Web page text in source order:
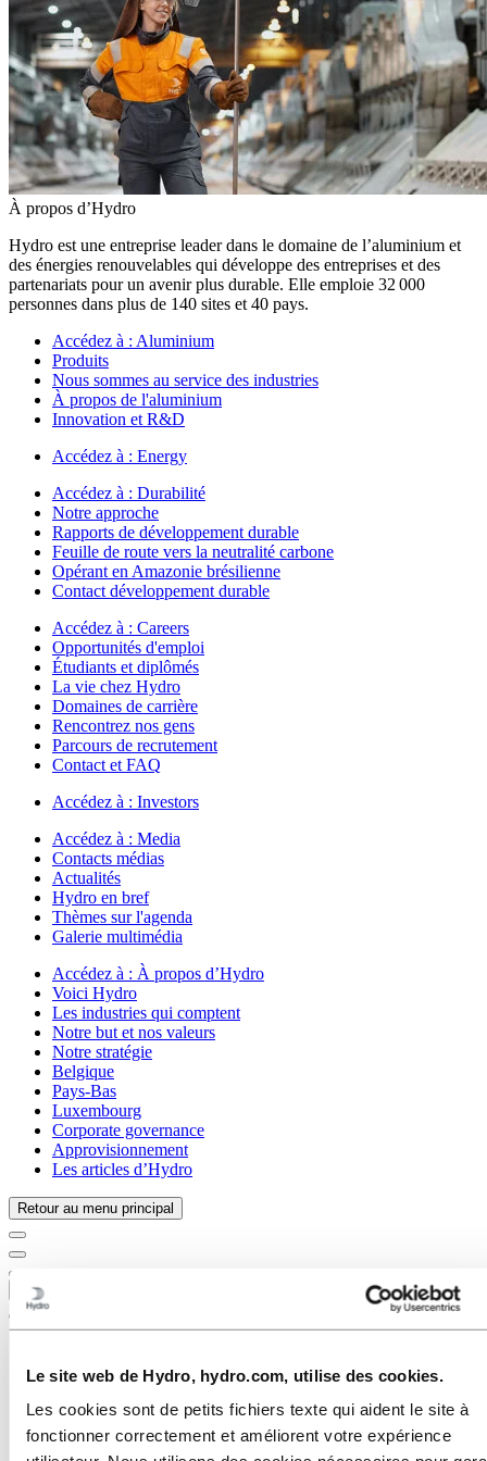
Le site web de Hydro, hydro.com, utilise des cookies.
Les cookies sont de petits fichiers texte qui aident le site à
fonctionner correctement et améliorent votre expérience
À propos d’Hydro
Hydro est une entreprise leader dans le domaine de l’aluminium et
des énergies renouvelables qui développe des entreprises et des
partenariats pour un avenir plus durable. Elle emploie 32 000
personnes dans plus de 140 sites et 40 pays.
Accédez à : Aluminium
Produits
Nous sommes au service des industries
À propos de l'aluminium
Innovation et R&D
Accédez à : Energy
Accédez à : Durabilité
Notre approche
Rapports de développement durable
Feuille de route vers la neutralité carbone
Opérant en Amazonie brésilienne
Contact développement durable
Accédez à : Careers
Opportunités d'emploi
Étudiants et diplômés
La vie chez Hydro
Domaines de carrière
Rencontrez nos gens
Parcours de recrutement
Contact et FAQ
Accédez à : Investors
Accédez à : Media
Contacts médias
Actualités
Hydro en bref
Thèmes sur l'agenda
Galerie multimédia
Accédez à : À propos d’Hydro
Voici Hydro
Les industries qui comptent
Notre but et nos valeurs
Notre stratégie
Belgique
Pays-Bas
Luxembourg
Corporate governance
Approvisionnement
Les articles d’Hydro
Retour au menu principal
Fermer